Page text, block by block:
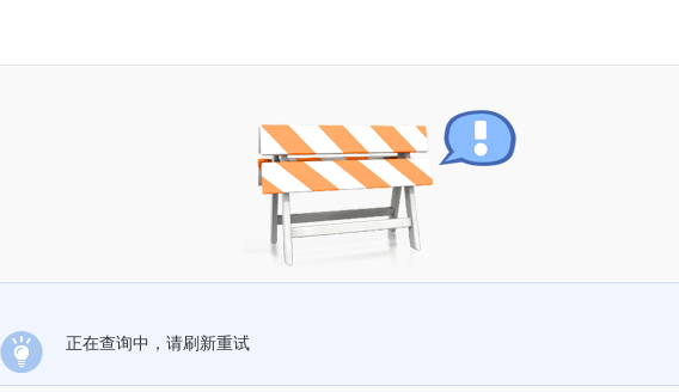
正在查询中，请刷新重试